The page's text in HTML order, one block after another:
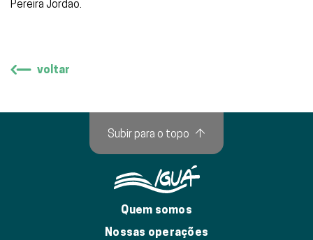
Pereira Jordão.
voltar
Quem somos
Nossas operações
Subir para o topo ↑